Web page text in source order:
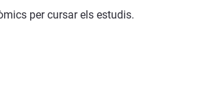
per cursar els estudis.